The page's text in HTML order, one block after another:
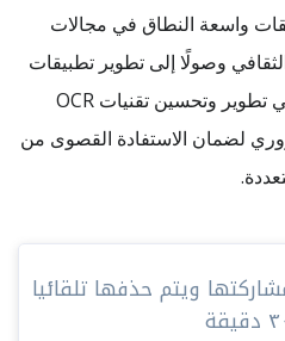
واسعة النطاق في مجالات
وصولًا إلى تطوير تطبيقات
الذكاء الاصطناعي. الاستثمار في تطوير وتحسين تقنيات OCR
لضمان الاستفادة القصوى من
ويتم حذفها تلقائيا